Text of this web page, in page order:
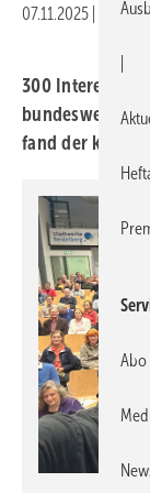
07.11.2025
300
bundes­weiten
fand der
Abo